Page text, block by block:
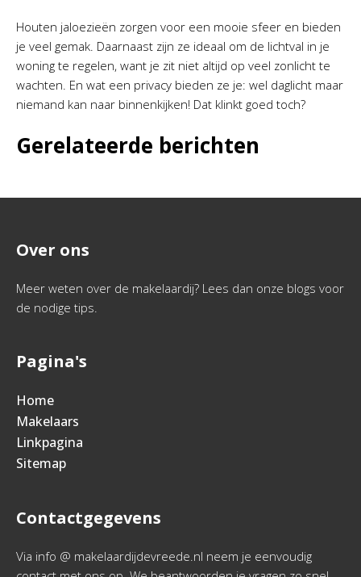
Houten jaloezieën zorgen voor een mooie sfeer en bieden
je veel gemak. Daarnaast zijn ze ideaal om de lichtval in je
woning te regelen, want je zit niet altijd op veel zonlicht te
wachten. En wat een privacy bieden ze je: wel daglicht maar
niemand kan naar binnenkijken! Dat klinkt goed toch?
Gerelateerde berichten
Over ons
Meer weten over de makelaardij? Lees dan onze blogs voor
de nodige tips.
Pagina's
Home
Makelaars
Linkpagina
Sitemap
Contactgegevens
Via info @ makelaardijdevreede.nl neem je eenvoudig